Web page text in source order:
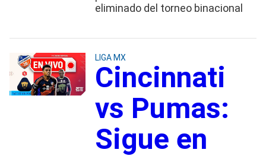
eliminado del torneo binacional
LIGA MX
Cincinnati
vs Pumas:
Sigue en